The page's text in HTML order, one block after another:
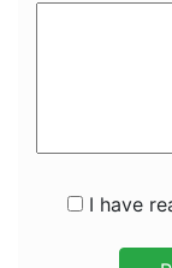
I have